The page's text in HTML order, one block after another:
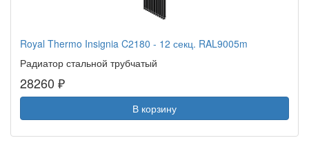
Royal Thermo Insignia C2180 - 12 секц. RAL9005m
Радиатор стальной трубчатый
28260 ₽
В корзину